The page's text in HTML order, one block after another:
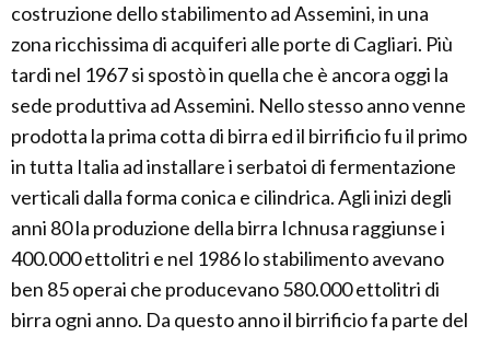
costruzione dello stabilimento ad Assemini, in una
zona ricchissima di acquiferi alle porte di Cagliari. Più
tardi nel 1967 si spostò in quella che è ancora oggi la
sede produttiva ad Assemini. Nello stesso anno venne
prodotta la prima cotta di birra ed il birrificio fu il primo
in tutta Italia ad installare i serbatoi di fermentazione
verticali dalla forma conica e cilindrica. Agli inizi degli
anni 80 la produzione della birra Ichnusa raggiunse i
400.000 ettolitri e nel 1986 lo stabilimento avevano
ben 85 operai che producevano 580.000 ettolitri di
birra ogni anno. Da questo anno il birrificio fa parte del